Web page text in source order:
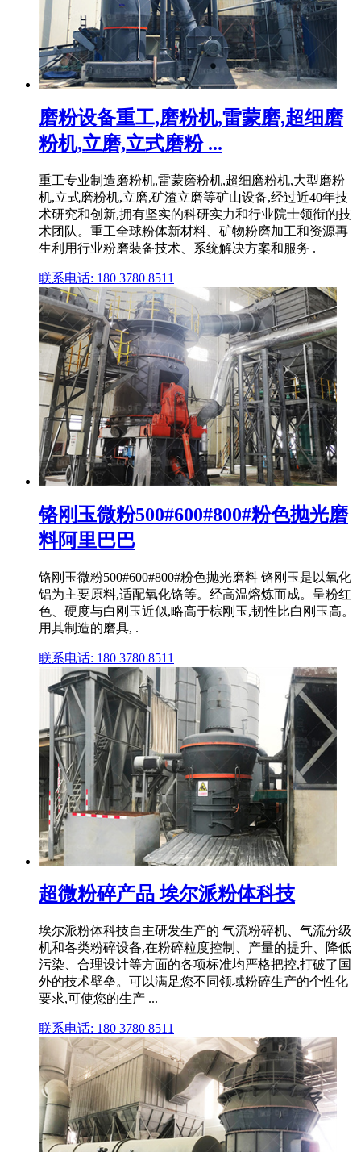
磨粉设备重工,磨粉机,雷蒙磨,超细磨
粉机,立磨,立式磨粉 ...
重工专业制造磨粉机,雷蒙磨粉机,超细磨粉机,大型磨粉
机,立式磨粉机,立磨,矿渣立磨等矿山设备,经过近40年技
术研究和创新,拥有坚实的科研实力和行业院士领衔的技
术团队。重工全球粉体新材料、矿物粉磨加工和资源再
生利用行业粉磨装备技术、系统解决方案和服务 .
联系电话: 180 3780 8511
铬刚玉微粉500#600#800#粉色抛光磨
料阿里巴巴
铬刚玉微粉500#600#800#粉色抛光磨料 铬刚玉是以氧化
铝为主要原料,适配氧化铬等。经高温熔炼而成。呈粉红
色、硬度与白刚玉近似,略高于棕刚玉,韧性比白刚玉高。
用其制造的磨具, .
联系电话: 180 3780 8511
超微粉碎产品 埃尔派粉体科技
埃尔派粉体科技自主研发生产的 气流粉碎机、气流分级
机和各类粉碎设备,在粉碎粒度控制、产量的提升、降低
污染、合理设计等方面的各项标准均严格把控,打破了国
外的技术壁垒。可以满足您不同领域粉碎生产的个性化
要求,可使您的生产 ...
联系电话: 180 3780 8511